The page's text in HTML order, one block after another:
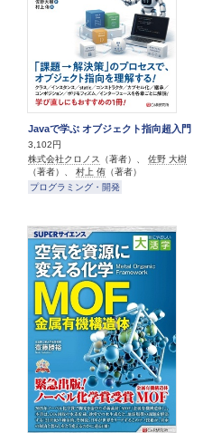
Javaで学ぶ オブジェクト指向超入門
3,102円
株式会社クロノス （著者）、 佐野 大樹
（著者）、 村上 侑 （著者）
プログラミング・開発